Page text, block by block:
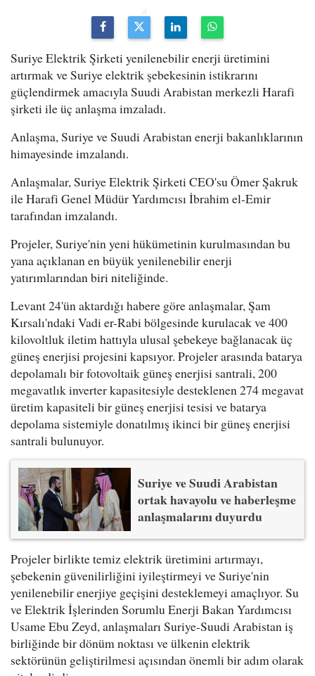
Suriye Elektrik Şirketi yenilenebilir enerji üretimini
artırmak ve Suriye elektrik şebekesinin istikrarını
güçlendirmek amacıyla Suudi Arabistan merkezli Harafi
şirketi ile üç anlaşma imzaladı.
Anlaşma, Suriye ve Suudi Arabistan enerji bakanlıklarının
himayesinde imzalandı.
Anlaşmalar, Suriye Elektrik Şirketi CEO'su Ömer Şakruk
ile Harafi Genel Müdür Yardımcısı İbrahim el-Emir
tarafından imzalandı.
Projeler, Suriye'nin yeni hükümetinin kurulmasından bu
yana açıklanan en büyük yenilenebilir enerji
yatırımlarından biri niteliğinde.
Levant 24'ün aktardığı habere göre anlaşmalar, Şam
Kırsalı'ndaki Vadi er-Rabi bölgesinde kurulacak ve 400
kilovoltluk iletim hattıyla ulusal şebekeye bağlanacak üç
güneş enerjisi projesini kapsıyor. Projeler arasında batarya
depolamalı bir fotovoltaik güneş enerjisi santrali, 200
megavatlık inverter kapasitesiyle desteklenen 274 megavat
üretim kapasiteli bir güneş enerjisi tesisi ve batarya
depolama sistemiyle donatılmış ikinci bir güneş enerjisi
santrali bulunuyor.
Suriye ve Suudi Arabistan
ortak havayolu ve haberleşme
anlaşmalarını duyurdu
Projeler birlikte temiz elektrik üretimini artırmayı,
şebekenin güvenilirliğini iyileştirmeyi ve Suriye'nin
yenilenebilir enerjiye geçişini desteklemeyi amaçlıyor. Su
ve Elektrik İşlerinden Sorumlu Enerji Bakan Yardımcısı
Usame Ebu Zeyd, anlaşmaları Suriye-Suudi Arabistan iş
birliğinde bir dönüm noktası ve ülkenin elektrik
sektörünün geliştirilmesi açısından önemli bir adım olarak